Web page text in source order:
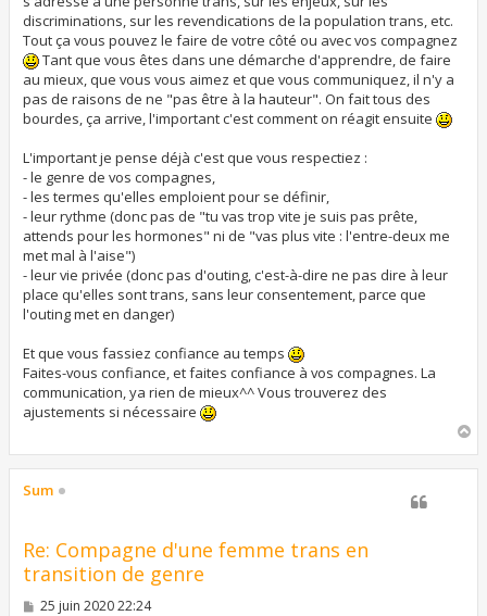
discriminations, sur les revendications de la population trans, etc.
Tout ça vous pouvez le faire de votre côté ou avec vos compagnez
Tant que vous êtes dans une démarche d'apprendre, de faire
au mieux, que vous vous aimez et que vous communiquez, il n'y a
pas de raisons de ne "pas être à la hauteur". On fait tous des
bourdes, ça arrive, l'important c'est comment on réagit ensuite
L'important je pense déjà c'est que vous respectiez :
- le genre de vos compagnes,
- les termes qu'elles emploient pour se définir,
- leur rythme (donc pas de "tu vas trop vite je suis pas prête,
attends pour les hormones" ni de "vas plus vite : l'entre-deux me
met mal à l'aise")
- leur vie privée (donc pas d'outing, c'est-à-dire ne pas dire à leur
place qu'elles sont trans, sans leur consentement, parce que
l'outing met en danger)
Et que vous fassiez confiance au temps
Faites-vous confiance, et faites confiance à vos compagnes. La
communication, ya rien de mieux^^ Vous trouverez des
ajustements si nécessaire
u
Sum
Re: Compagne d'une femme trans en
transition de genre
M
25 juin 2020 22:24